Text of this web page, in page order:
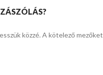
közzé. A kötelező mezőket